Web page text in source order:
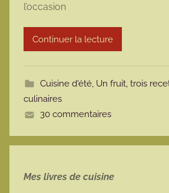
t
e
l’occasion
Continuer la lecture
Cuisine d'été, Un fruit, trois
culinaires
30 commentaires
Mes livres de cuisine